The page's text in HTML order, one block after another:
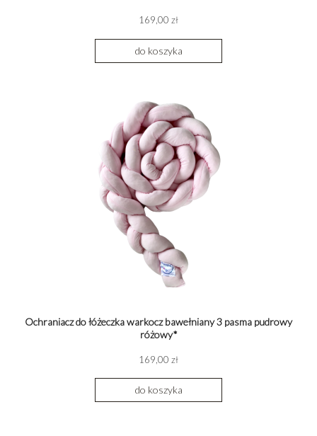
169,00 zł
do koszyka
Ochraniacz do łóżeczka warkocz bawełniany 3 pasma pudrowy
różowy*
169,00 zł
do koszyka